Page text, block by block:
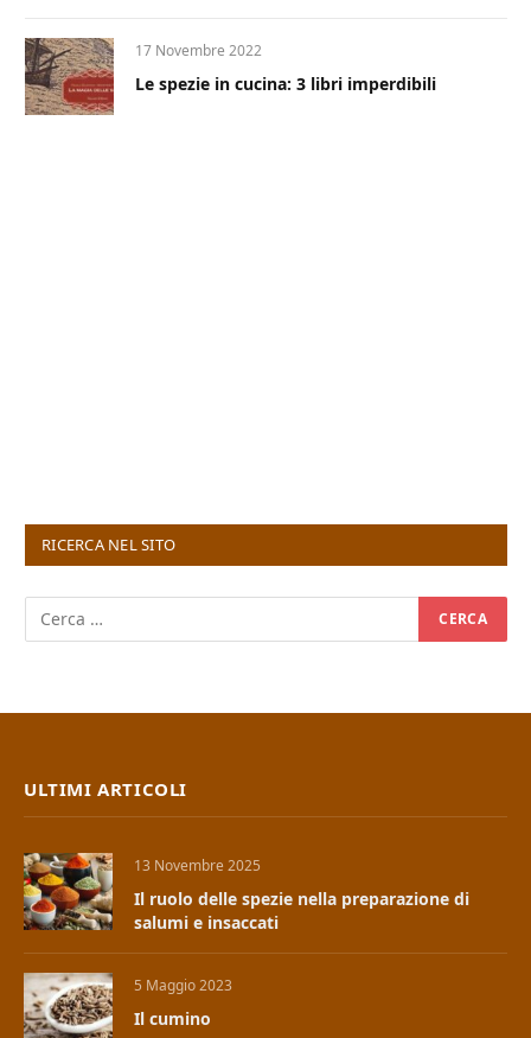
17 Novembre 2022
Le spezie in cucina: 3 libri imperdibili
RICERCA NEL SITO
ULTIMI ARTICOLI
13 Novembre 2025
Il ruolo delle spezie nella preparazione di
salumi e insaccati
5 Maggio 2023
Il cumino